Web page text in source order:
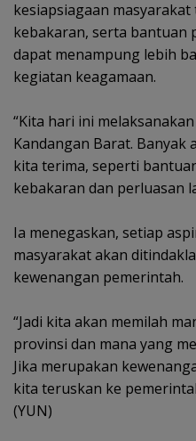
kesiapsiagaan
kebakaran, serta bantuan
dapat menampung lebih
kegiatan keagamaan.
‎“Kita hari ini
Kandangan Barat. Banyak
kita terima, seperti
kebakaran dan perluasan
‎Ia menegaskan, setiap
masyarakat akan
kewenangan pemerintah.
‎“Jadi kita akan memilah
provinsi dan mana yang
Jika merupakan
kita teruskan ke
(YUN)